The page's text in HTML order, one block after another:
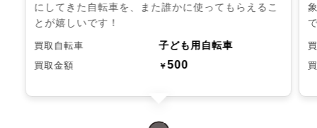
にしてきた自転車を、また誰かに使ってもらえるこ
とが嬉しいです！
買取自転車 子ども用自転車
買取金額 ￥500